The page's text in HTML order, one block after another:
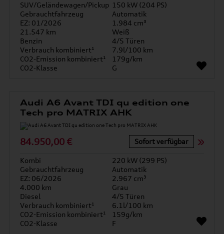
SUV/Geländewagen/Pickup 150 kW (204 PS)
Gebrauchtfahrzeug
Automatik
EZ: 01/2026
1.984 cm³
21.547 km
Weiß
Benzin
4/5 Türen
Verbrauch kombiniert¹
7.9l/100 km
CO2-Emission kombiniert¹
179g/km
CO2-Klasse
G
Audi A6 Avant TDI qu edition one
Tech pro MATRIX AHK
84.950,00 € Sofort verfügbar
Kombi
220 kW (299 PS)
Gebrauchtfahrzeug
Automatik
EZ: 06/2026
2.967 cm³
4.000 km
Grau
Diesel
4/5 Türen
Verbrauch kombiniert¹
6.1l/100 km
CO2-Emission kombiniert¹
159g/km
CO2-Klasse
F